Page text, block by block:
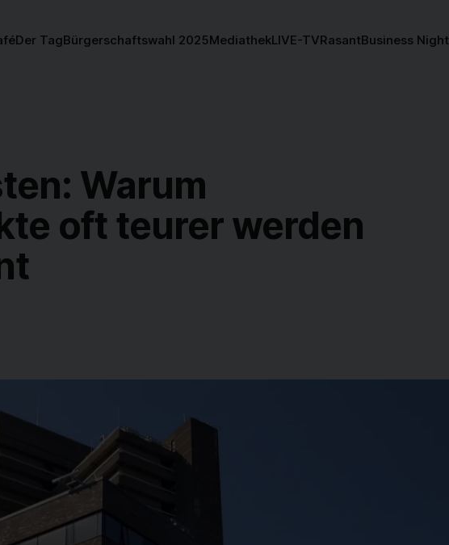
Der TagBürgerschaftswahl 2025MediathekLIVE-TVRasantBusiness Night
Warum
oft teurer werden